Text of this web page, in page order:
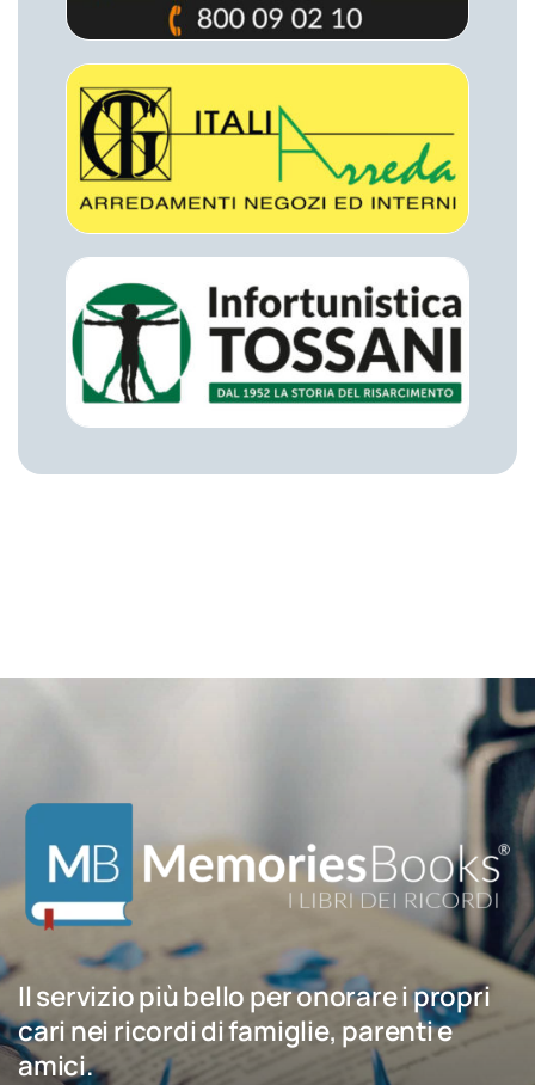
Il servizio più bello per onorare i propri
cari nei ricordi di famiglie, parenti e
amici.